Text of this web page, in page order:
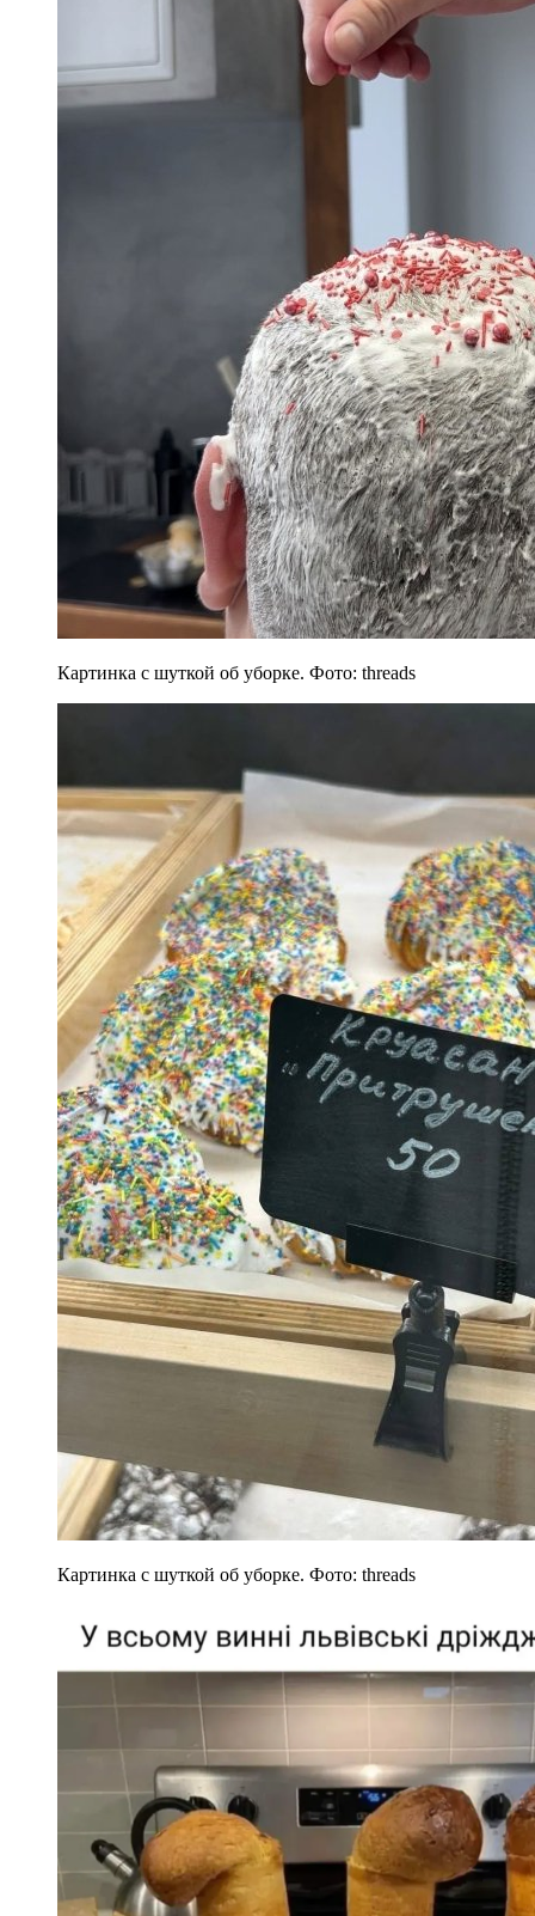
Картинка с шуткой об уборке. Фото: threads
Картинка с шуткой об уборке. Фото: threads